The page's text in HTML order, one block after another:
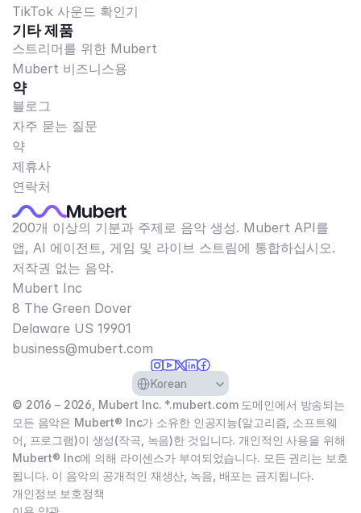
TikTok 사운드 확인기
기타 제품
스트리머를 위한 Mubert
Mubert 비즈니스용
약
블로그
자주 묻는 질문
약
제휴사
연락처
200개 이상의 기분과 주제로 음악 생성. Mubert API를
앱, AI 에이전트, 게임 및 라이브 스트림에 통합하십시오.
저작권 없는 음악.
Mubert Inc
8 The Green Dover
Delaware US 19901​
business@mubert.com
Select Language
Korean
© 2016 – 2026, Mubert Inc. *.mubert.com 도메인에서 방송되는
모든 음악은 Mubert® Inc가 소유한 인공지능(알고리즘, 소프트웨
어, 프로그램)이 생성(작곡, 녹음)한 것입니다. 개인적인 사용을 위해
Mubert® Inc에 의해 라이센스가 부여되었습니다. 모든 권리는 보호
됩니다. 이 음악의 공개적인 재생산, 녹음, 배포는 금지됩니다.
개인정보 보호정책